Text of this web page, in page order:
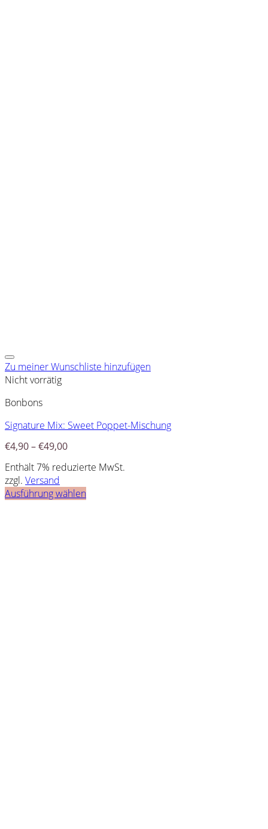
Zu meiner Wunschliste hinzufügen
Nicht vorrätig
Bonbons
Signature Mix: Sweet Poppet-Mischung
€4,90–€49,00
Enthält 7% reduzierte MwSt.
zzgl. Versand
Ausführung wählen